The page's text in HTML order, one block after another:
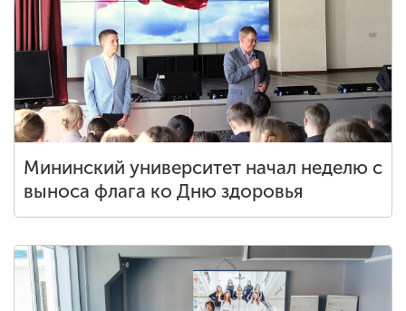
Мининский университет начал неделю с
выноса флага ко Дню здоровья